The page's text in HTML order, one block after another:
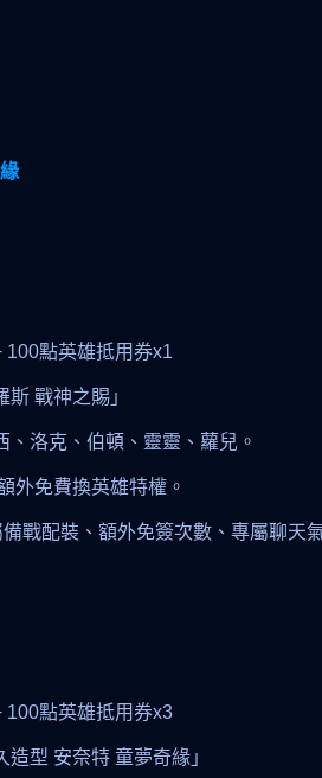
100點英雄抵用券x1
戰神之賜」
、洛克、伯頓、靈靈、蘿兒。
外免費換英雄特權。
戰配裝、額外免簽次數、專屬聊天
100點英雄抵用券x3
型 安奈特 童夢奇緣」